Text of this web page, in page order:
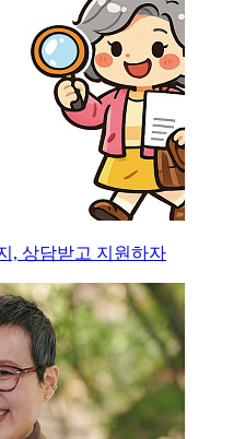
, 상담받고 지원하자